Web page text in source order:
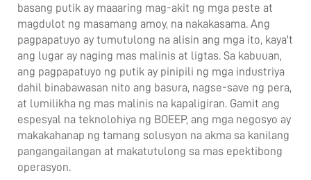
basang putik ay maaaring mag-akit ng mga peste at
magdulot ng masamang amoy, na nakakasama. Ang
pagpapatuyo ay tumutulong na alisin ang mga ito, kaya't
ang lugar ay naging mas malinis at ligtas. Sa kabuuan,
ang pagpapatuyo ng putik ay pinipili ng mga industriya
dahil binabawasan nito ang basura, nagse-save ng pera,
at lumilikha ng mas malinis na kapaligiran. Gamit ang
espesyal na teknolohiya ng BOEEP, ang mga negosyo ay
makakahanap ng tamang solusyon na akma sa kanilang
pangangailangan at makatutulong sa mas epektibong
operasyon.